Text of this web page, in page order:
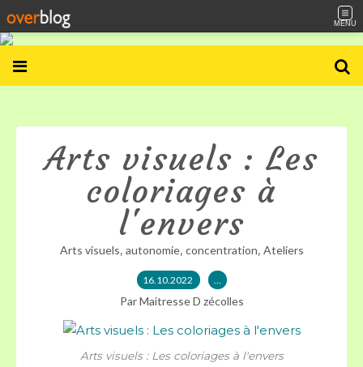
MENU
Arts visuels : Les
coloriages à
l'envers
Arts visuels, autonomie, concentration, Ateliers
16.10.2022 …
Par Maitresse D zécolles
Arts visuels : Les coloriages à l'envers